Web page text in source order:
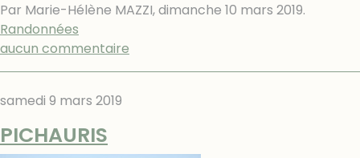
Par Marie-Hélène MAZZI,dimanche 10 mars 2019.
Randonnées
aucun commentaire
samedi 9 mars 2019
PICHAURIS